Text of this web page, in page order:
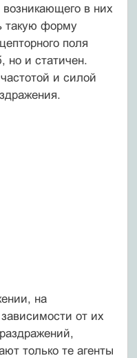
в них
такую форму
поля
но и статичен.
и силой
на
от их
только те агенты